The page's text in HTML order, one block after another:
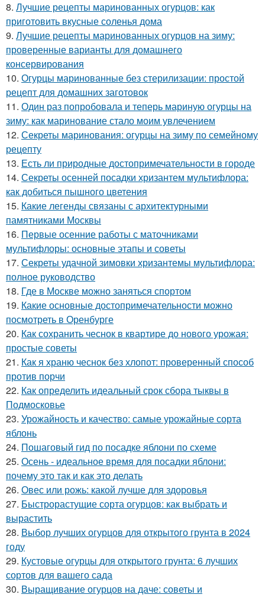
8. Лучшие рецепты маринованных огурцов: как
приготовить вкусные соленья дома
9. Лучшие рецепты маринованных огурцов на зиму:
проверенные варианты для домашнего
консервирования
10. Огурцы маринованные без стерилизации: простой
рецепт для домашних заготовок
11. Один раз попробовала и теперь мариную огурцы на
зиму: как маринование стало моим увлечением
12. Секреты маринования: огурцы на зиму по семейному
рецепту
13. Есть ли природные достопримечательности в городе
14. Секреты осенней посадки хризантем мультифлора:
как добиться пышного цветения
15. Какие легенды связаны с архитектурными
памятниками Москвы
16. Первые осенние работы с маточниками
мультифлоры: основные этапы и советы
17. Секреты удачной зимовки хризантемы мультифлора:
полное руководство
18. Где в Москве можно заняться спортом
19. Какие основные достопримечательности можно
посмотреть в Оренбурге
20. Как сохранить чеснок в квартире до нового урожая:
простые советы
21. Как я храню чеснок без хлопот: проверенный способ
против порчи
22. Как определить идеальный срок сбора тыквы в
Подмосковье
23. Урожайность и качество: самые урожайные сорта
яблонь
24. Пошаговый гид по посадке яблони по схеме
25. Осень - идеальное время для посадки яблони:
почему это так и как это делать
26. Овес или рожь: какой лучше для здоровья
27. Быстрорастущие сорта огурцов: как выбрать и
вырастить
28. Выбор лучших огурцов для открытого грунта в 2024
году
29. Кустовые огурцы для открытого грунта: 6 лучших
сортов для вашего сада
30. Выращивание огурцов на даче: советы и